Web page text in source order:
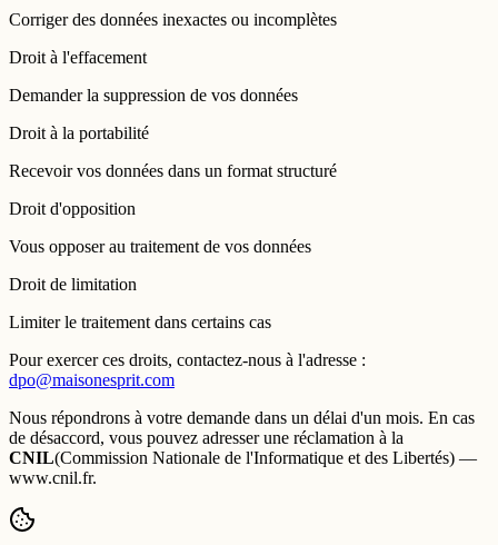
Corriger des données inexactes ou incomplètes
Droit à l'effacement
Demander la suppression de vos données
Droit à la portabilité
Recevoir vos données dans un format structuré
Droit d'opposition
Vous opposer au traitement de vos données
Droit de limitation
Limiter le traitement dans certains cas
Pour exercer ces droits, contactez-nous à l'adresse :
dpo@maisonesprit.com
Nous répondrons à votre demande dans un délai d'un mois. En cas
de désaccord, vous pouvez adresser une réclamation à la
CNIL(Commission Nationale de l'Informatique et des Libertés) —
www.cnil.fr.